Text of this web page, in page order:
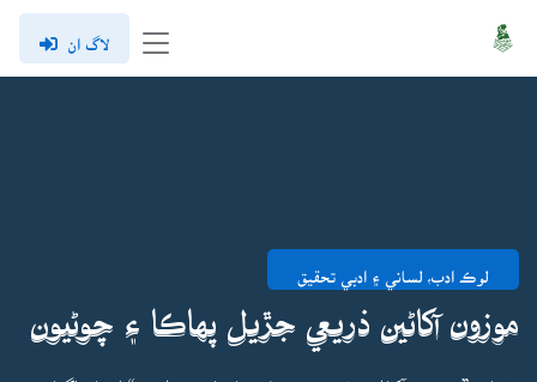
لاگ ان
لوڪ ادب، لساني ۽ ادبي تحقيق
موزون آکاڻين ذريعي جڙيل پهاڪا ۽ چوڻيون
ڪتاب ”موزون آکاڻين ذريعي جڙيل پهاڪا ۽ چوڻيون“ اوهان اڳيان